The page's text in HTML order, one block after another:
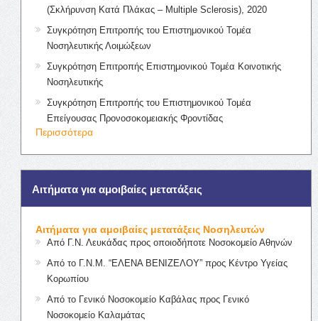
(Σκλήρυνση Κατά Πλάκας – Multiple Sclerosis), 2020
Συγκρότηση Επιτροπής του Επιστημονικού Τομέα
Νοσηλευτικής Λοιμώξεων
Συγκρότηση Επιτροπής Επιστημονικού Τομέα Κοινοτικής
Νοσηλευτικής
Συγκρότηση Επιτροπής του Επιστημονικού Τομέα
Επείγουσας Προνοσοκομειακής Φροντίδας
Περισσότερα
Αιτήματα για αμοιβαίες μετατάξεις
Αιτήματα για αμοιβαίες μετατάξεις Νοσηλευτών
Από Γ.Ν. Λευκάδας προς οποιοδήποτε Νοσοκομείο Αθηνών
Από το Γ.Ν.Μ. “ΕΛΕΝΑ ΒΕΝΙΖΕΛΟΥ” προς Κέντρο Υγείας
Κορωπίου
Από το Γενικό Νοσοκομείο Καβάλας προς Γενικό
Νοσοκομείο Καλαμάτας